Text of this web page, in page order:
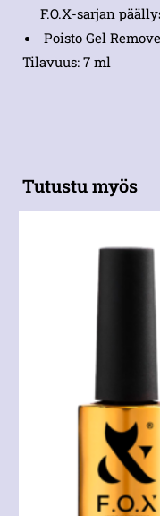
F.O.X-sarjan
Poisto Gel
Tilavuus: 7 ml
Tutustu myös